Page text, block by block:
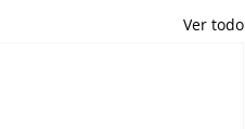
Ver todo